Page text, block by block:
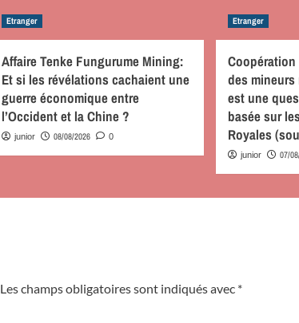
Etranger
Affaire Tenke Fungurume Mining:
Et si les révélations cachaient une
guerre économique entre
l’Occident et la Chine ?
junior 08/08/2026 0
Etranger
des
est une
basée sur
Royales
junior 07/
Les champs obligatoires sont indiqués avec *